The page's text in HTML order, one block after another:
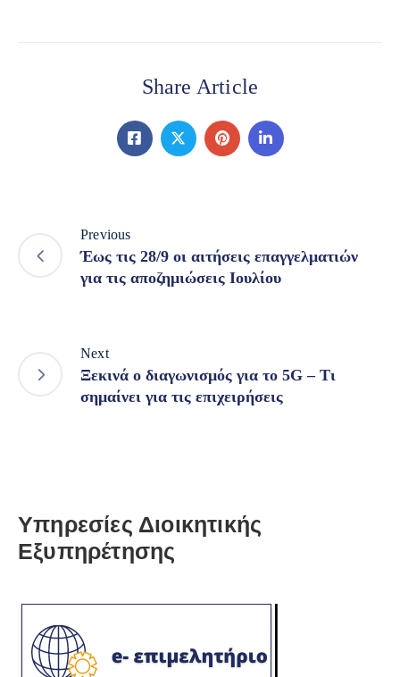
Share Article
Previous
Έως τις 28/9 οι αιτήσεις επαγγελματιών
για τις αποζημιώσεις Ιουλίου
Next
Ξεκινά ο διαγωνισμός για το 5G – Τι
σημαίνει για τις επιχειρήσεις
Υπηρεσίες Διοικητικής
Εξυπηρέτησης